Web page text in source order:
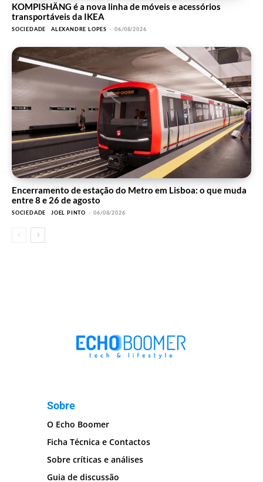
KOMPISHÄNG é a nova linha de móveis e acessórios
transportáveis da IKEA
SOCIEDADE ALEXANDRE LOPES - 06/08/2026
Encerramento de estação do Metro em Lisboa: o que muda
entre 8 e 26 de agosto
SOCIEDADE JOEL PINTO - 06/08/2026
Sobre
O Echo Boomer
Ficha Técnica e Contactos
Sobre críticas e análises
Guia de discussão